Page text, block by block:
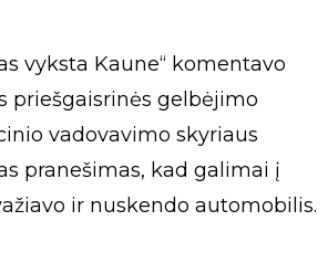
vyksta Kaune“ komentavo
priešgaisrinės gelbėjimo
vadovavimo skyriaus
pranešimas, kad galimai į
ir nuskendo automobilis.